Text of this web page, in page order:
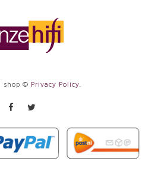
shop © Privacy Policy.